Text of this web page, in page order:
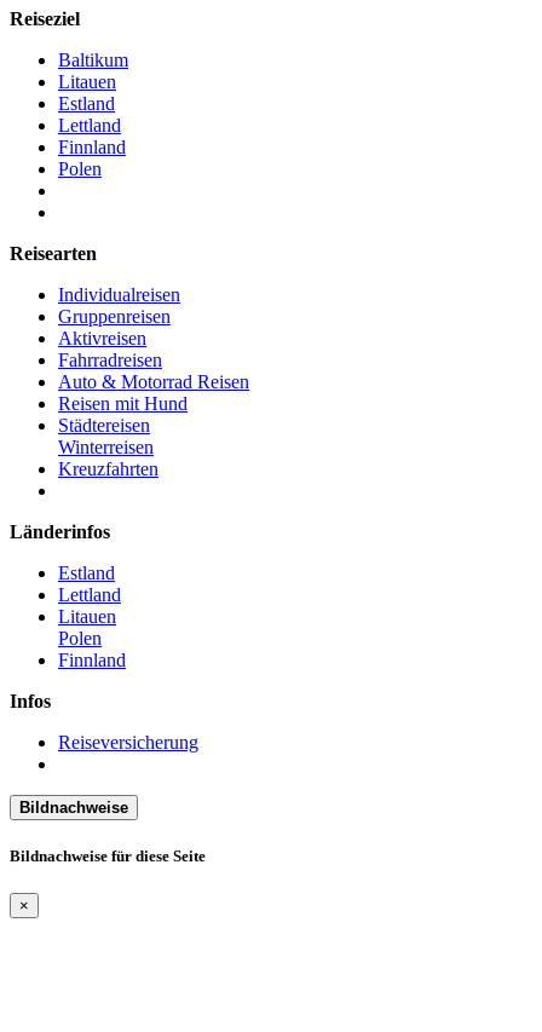
Reiseziel
Baltikum
Litauen
Estland
Lettland
Finnland
Polen
Reisearten
Individualreisen
Gruppenreisen
Aktivreisen
Fahrradreisen
Auto & Motorrad Reisen
Reisen mit Hund
Städtereisen
Winterreisen
Kreuzfahrten
Länderinfos
Estland
Lettland
Litauen
Polen
Finnland
Infos
Reiseversicherung
Bildnachweise
Bildnachweise für diese Seite
×